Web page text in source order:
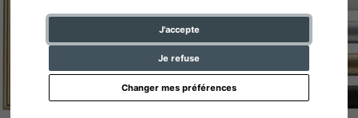
J'accepte
Je refuse
Changer mes préférences